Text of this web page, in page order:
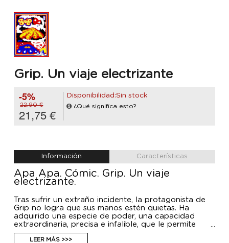
Grip. Un viaje electrizante
-5%
22,90 €
21,75 €
Disponibilidad:Sin stock
¿Qué significa esto?
Información Características
Apa Apa. Cómic. Grip. Un viaje
electrizante.
Tras sufrir un extraño incidente, la protagonista de
Grip no logra que sus manos estén quietas. Ha
adquirido una especie de poder, una capacidad
extraordinaria, precisa e infalible, que le permite
manipular cualquier cosa. Sus manos firmes revelan
nuevas maneras de entender el entorno y empujan
LEER MÁS >>>